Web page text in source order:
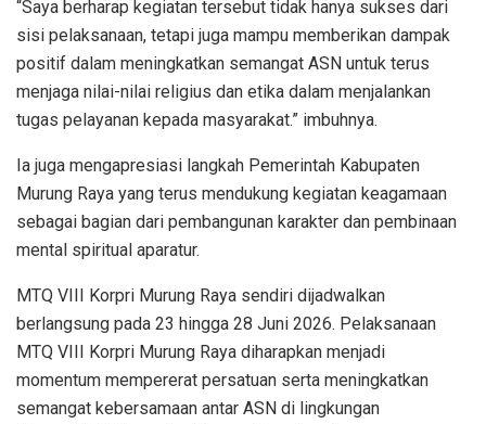
“Saya berharap kegiatan tersebut tidak hanya sukses dari
sisi pelaksanaan, tetapi juga mampu memberikan dampak
positif dalam meningkatkan semangat ASN untuk terus
menjaga nilai-nilai religius dan etika dalam menjalankan
tugas pelayanan kepada masyarakat.” imbuhnya.
Ia juga mengapresiasi langkah Pemerintah Kabupaten
Murung Raya yang terus mendukung kegiatan keagamaan
sebagai bagian dari pembangunan karakter dan pembinaan
mental spiritual aparatur.
MTQ VIII Korpri Murung Raya sendiri dijadwalkan
berlangsung pada 23 hingga 28 Juni 2026. Pelaksanaan
MTQ VIII Korpri Murung Raya diharapkan menjadi
momentum mempererat persatuan serta meningkatkan
semangat kebersamaan antar ASN di lingkungan